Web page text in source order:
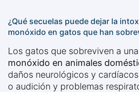
¿Qué secuelas puede dejar la
monóxido en gatos que han
Los gatos que sobreviven a una
monóxido en animales
daños neurológicos y
o audición y problemas